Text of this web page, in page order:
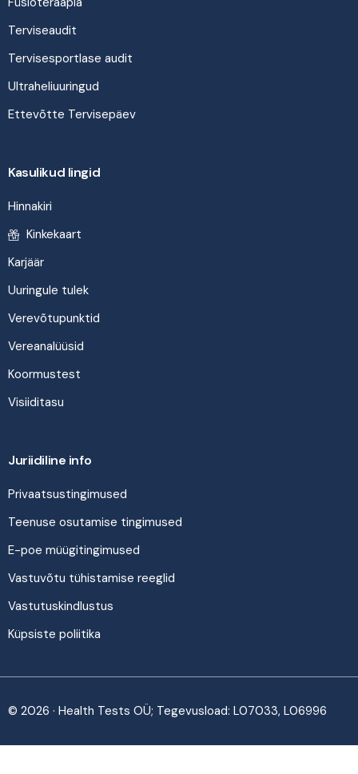
Terviseaudit
Tervisesportlase audit
Ultraheliuuringud
Ettevõtte Tervisepäev
Kasulikud lingid
Hinnakiri
Kinkekaart
Karjäär
Uuringule tulek
Verevõtupunktid
Vereanalüüsid
Koormustest
Visiiditasu
Juriidiline info
Privaatsustingimused
Teenuse osutamise tingimused
E-poe müügitingimused
Vastuvõtu tühistamise reeglid
Vastutuskindlustus
Küpsiste poliitika
© 2026 · Health Tests OÜ; Tegevusload: L07033, L06996